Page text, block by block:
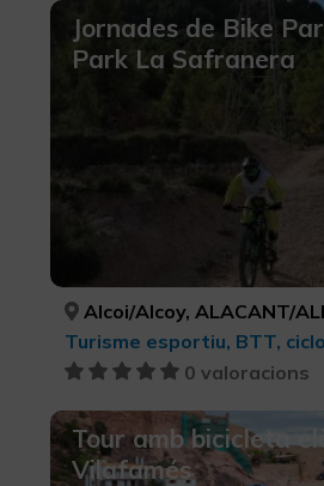
Jornades de Bike
Park La Safranera
Alcoi/Alcoy, ALACANT/
0 valoracions
Tour amb bicicleta
Vilafamés